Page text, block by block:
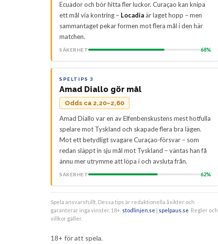
Ecuador och bör hitta fler luckor. Curaçao kan knipa
ett mål via kontring – Locadia är laget hopp – men
sammantaget pekar formen mot flera mål i den här
matchen.
SÄKERHET 68%
SPELTIPS 3
Amad Diallo gör mål
Odds ca 2,20–2,60
Amad Diallo var en av Elfenbenskustens mest hotfulla
spelare mot Tyskland och skapade flera bra lägen.
Mot ett betydligt svagare Curaçao-försvar – som
redan släppt in sju mål mot Tyskland – väntas han få
ännu mer utrymme att löpa i och avsluta från.
SÄKERHET 62%
Spela ansvarsfullt. Dessa tips är redaktionella åsikter och
garanterar inga vinster. 18+. stodlinjen.se | spelpaus.se . Regler och
villkor gäller.
18+ för att spela.